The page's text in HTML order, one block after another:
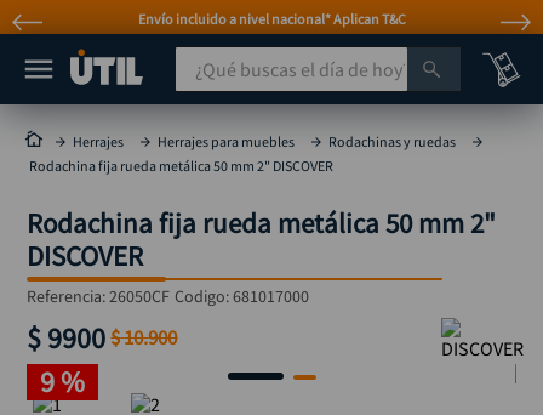
Envío incluido a nivel nacional* Aplican T&C
¿Qué buscas el día de hoy?
Herrajes Herrajes para muebles
Rodachinas y ruedas
Rodachina fija rueda metálica 50 mm 2" DISCOVER
Rodachina fija rueda metálica 50 mm 2"
DISCOVER
Referencia:26050CF Codigo:681017000
$9900 $10.900
9 %
MÁS BUSCADOS
taladro
taladros pulidoras
compresor
broca
sierra circular
hidrolavadora